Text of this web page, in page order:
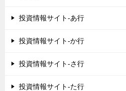
投資情報サイト-あ行
投資情報サイト-か行
投資情報サイト-さ行
投資情報サイト-た行